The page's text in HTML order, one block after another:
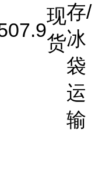
现
货
存/
冰
袋
运
输